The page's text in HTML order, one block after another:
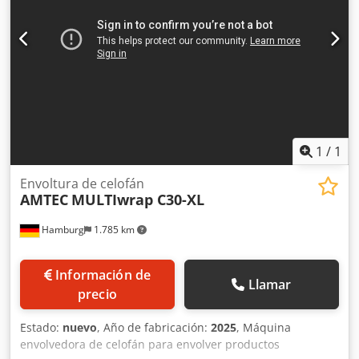
1 / 1
Hamburg 1.785 km
Envoltura de celofán
AMTEC MULTIwrap C30-XL
Información de
precio
Llamar
Estado: nuevo, Año de fabricación: 2025, Máquina
envolvedora de celofán para envolver productos